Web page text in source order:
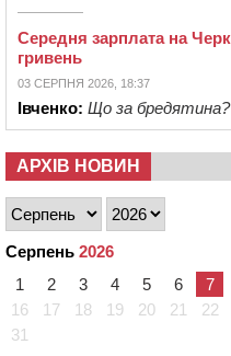
Середня зарплата на
гривень
03 СЕРПНЯ 2026, 18:37
Івченко: Що за
АРХІВ НОВИН
Серпень 2026
1
2 3 4 5 6 7
16
17 18 19 20 21 22
31